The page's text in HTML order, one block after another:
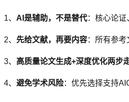
1、 AI是辅助，不是替代：核心论证
2、 先给文献，再要内容：所有参考
3、 高质量论文生成+深度优化两步
4、 避免学术风险：优先选择支持